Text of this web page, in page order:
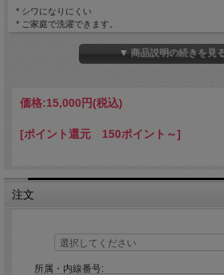
* シワになりにくい
* ご家庭で洗濯できます。
* 軽量
* ほこりがつきにくい
※この商品は「海上自衛官のみの販売」となってお
海上自衛官以外の方が注文されても販売はできませ
【海上自衛官の方へ】
番号」の記入は1点のみで大丈夫です。
【サイズスペック】
SS(ウエスト64ｃｍ・ヒップ92cm・スカート丈57㎝)
S(ウエスト66ｃｍ・ヒップ96cm・スカート丈57㎝)
LL(ウエスト78ｃｍ・ヒップ108cm・スカート丈57㎝)
3L(ウエスト83ｃｍ・ヒップ112cm・スカート丈57
▼ 商品説明の続きを見
価格:15,000円(税込)
[ポイント還元 150ポイント～]
注文
所属・内線番号: